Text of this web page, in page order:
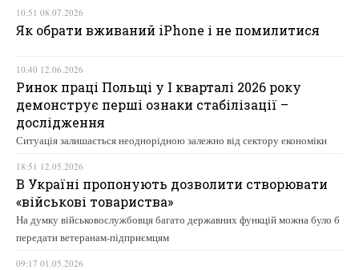
10:51 08.07.2026
Як обрати вживаний iPhone і не помилитися
10:40 12.06.2026
Ринок праці Польщі у І кварталі 2026 року
демонструє перші ознаки стабілізації –
дослідження
Ситуація залишається неоднорідною залежно від сектору економіки
18:51 12.05.2026
В Україні пропонують дозволити створювати
«військові товариства»
На думку військовослужбовця багато державних функцій можна було б
передати ветеранам-підприємцям
09:17 01.05.2026